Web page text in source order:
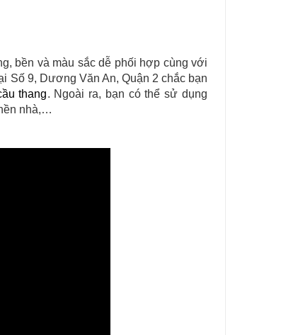
bền và màu sắc dễ phối hợp cùng với
Số 9, Dương Văn An, Quận 2 chắc bạn
thang. Ngoài ra, bạn có thể sử dụng
nhà,…